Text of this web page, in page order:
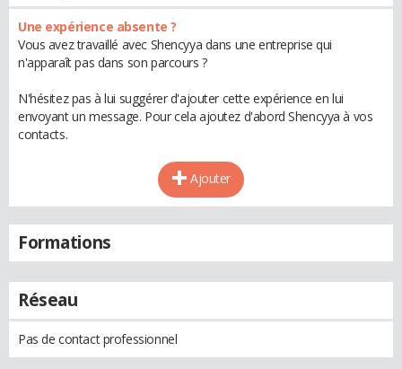
Une expérience absente ?
Vous avez travaillé avec Shencyya dans une entreprise qui
n'apparaît pas dans son parcours ?
N'hésitez pas à lui suggérer d'ajouter cette expérience en lui
envoyant un message. Pour cela ajoutez d'abord Shencyya à vos
contacts.
Ajouter
Formations
Réseau
Pas de contact professionnel